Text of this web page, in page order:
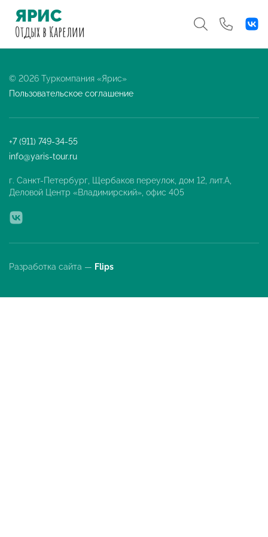
ЯРИС
Отдыхв Карелии
© 2026 Туркомпания «Ярис»
Пользовательское соглашение
+7 (911) 749-34-55
info@yaris-tour.ru
г. Санкт-Петербург, Щербаков переулок, дом 12, лит.А,
Деловой Центр «Владимирский», офис 405
Разработка сайта — Flips